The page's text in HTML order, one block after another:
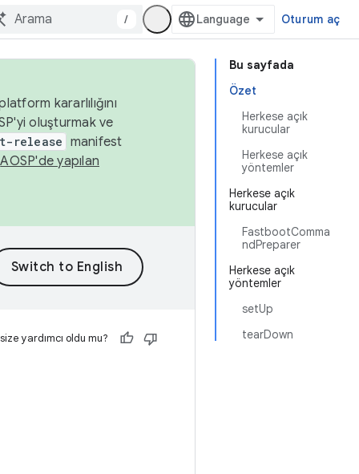
/ Oturum aç
Bu sayfada
Özet
Herkese açık
kurucular
Herkese açık
yöntemler
Herkese açık
kurucular
FastbootComma
ndPreparer
Herkese açık
yöntemler
setUp
tearDown
kararlılığını
oluşturmak ve
release manifest
AOSP'de yapılan
yardımcı oldu mu?